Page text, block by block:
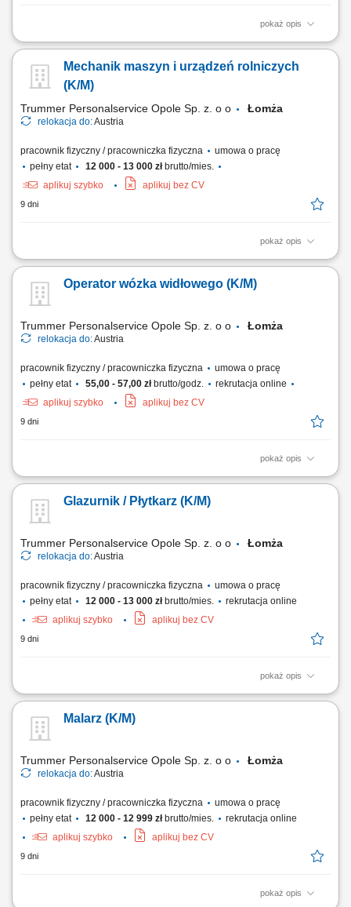
pokaż opis
Montaż instalacji wentylacyjnych; Demontaż / montaż instalacji według
Mechanik maszyn i urządzeń rolniczych
(K/M)
Trummer Personalservice Opole Sp. z. o o Łomża
relokacja do:Austria
pracownik fizyczny / pracowniczka fizyczna
umowa o pracę
pełny etat
12 000 - 13 000 złbrutto/mies.
aplikuj szybko
aplikuj bez CV
9 dni
pokaż opis
Serwisowanie oraz konserwacja maszyn i urządzeń; Wymiana oraz
maszyn; Naprawa agregatów prądotwórczych starszych modeli;
Wykonywanie prac śrubunkowych;
Operator wózka widłowego (K/M)
Trummer Personalservice Opole Sp. z. o o Łomża
relokacja do:Austria
pracownik fizyczny / pracowniczka fizyczna
umowa o pracę
pełny etat
55,00 - 57,00 złbrutto/godz.
rekrutacja online
aplikuj szybko
aplikuj bez CV
9 dni
pokaż opis
Kompletowanie towaru;Skanowanie za pomocą skanera
Glazurnik / Płytkarz (K/M)
Trummer Personalservice Opole Sp. z. o o Łomża
relokacja do:Austria
pracownik fizyczny / pracowniczka fizyczna
umowa o pracę
pełny etat
12 000 - 13 000 złbrutto/mies.
rekrutacja online
aplikuj szybko
aplikuj bez CV
9 dni
pokaż opis
układanie kafelek;fugowanie;
Malarz (K/M)
Trummer Personalservice Opole Sp. z. o o Łomża
relokacja do:Austria
pracownik fizyczny / pracowniczka fizyczna
umowa o pracę
pełny etat
12 000 - 12 999 złbrutto/mies.
rekrutacja online
aplikuj szybko
aplikuj bez CV
9 dni
pokaż opis